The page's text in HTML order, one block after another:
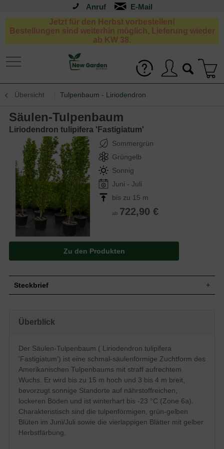
Anruf
Jetzt für den Herbst vorbestellen!
Bestellungen sind weiterhin möglich, Lieferung wieder
ab KW 38.
Übersicht Tulpenbaum - Liriodendron
Säulen-Tulpenbaum
Liriodendron tulipifera 'Fastigiatum'
Sommergrün
Grüngelb
Sonnig
Juni - Juli
bis zu 15 m
ab 722,90 €
Zu den Produkten
Steckbrief
Wuchs
Blatt
Vierlappig, Spitze gerade bis v-förmig
eingeschnitten, Oberseite dunkelgrün,
Unterseite blaugrün, Herbstfärbung gelb,
bis zu 15 cm lang
Frucht
Geflügelte Nüsschen
Blüte
Tulpenförmig, grün, innen gelb bis orange
gefärbt, 4 bis 5 cm lang und 6 cm breit
Blütezeit
Juni / Juli
Rinde
Überblick
Der Säulen-Tulpenbaum ( Liriodendron tulipifera
'Fastigiatum') ist eine schmal-säulenförmige Zuchtform des
Amerikanischen Tulpenbaums mit straff aufrechtem
Wuchs. Er wird bis zu 15 m hoch und 3 bis 4 m breit,
bevorzugt sonnige Standorte auf nährstoffreichen,
lockeren Böden und ist winterhart bis -23 °C (Zone 6a).
Charakteristisch sind die tulpenförmigen, grün-gelben
Blüten im Juni/Juli sowie die vierlappigen Blätter mit gelber
Herbstfärbung.